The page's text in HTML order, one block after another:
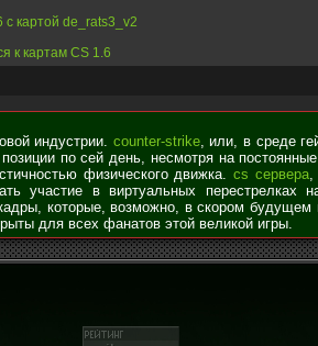
картой de_rats3_v2
к картам CS 1.6
индустрии. counter-strike, или, в среде
по сей день, несмотря на
физического движка.cs сервера,
участие в виртуальных перестрелках
которые, возможно, в скором
для всех фанатов этой великой игры.